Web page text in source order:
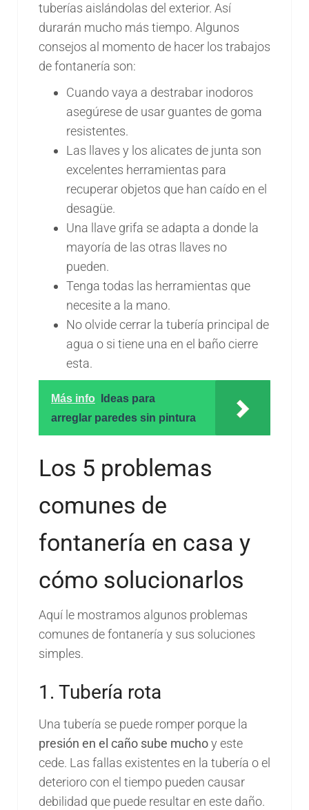
tuberías aislándolas del exterior. Así
durarán mucho más tiempo. Algunos
consejos al momento de hacer los trabajos
de fontanería son:
Cuando vaya a destrabar inodoros
asegúrese de usar guantes de goma
resistentes.
Las llaves y los alicates de junta son
excelentes herramientas para
recuperar objetos que han caído en el
desagüe.
Una llave grifa se adapta a donde la
mayoría de las otras llaves no
pueden.
Tenga todas las herramientas que
necesite a la mano.
No olvide cerrar la tubería principal de
agua o si tiene una en el baño cierre
esta.
Más info
Ideas para
arreglar paredes sin pintura
Los 5 problemas
comunes de
fontanería en casa y
cómo solucionarlos
Aquí le mostramos algunos problemas
comunes de fontanería y sus soluciones
simples.
1. Tubería rota
Una tubería se puede romper porque la
presión en el caño sube muchoy este
cede. Las fallas existentes en la tubería o el
deterioro con el tiempo pueden causar
debilidad que puede resultar en este daño.